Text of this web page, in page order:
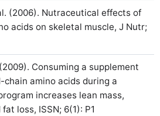
(2006). Nutraceutical effects of
acids on skeletal muscle, J Nutr;
Consuming a supplement
amino acids during a
increases lean mass,
loss, ISSN; 6(1): P1